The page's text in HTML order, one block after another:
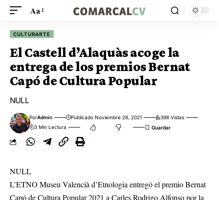
Aa
CULTURARTE
El Castell d’Alaquàs acoge la
entrega de los premios Bernat
Capó de Cultura Popular
NULL
PorAdmin Publicado Noviembre 28, 2021
398 Vistas
3 Min Lectura
NULL
L’ETNO Museu Valencià d’Etnologia entregó el premio Bernat
Capó de Cultura Popular 2021 a Carles Rodrigo Alfonso por la